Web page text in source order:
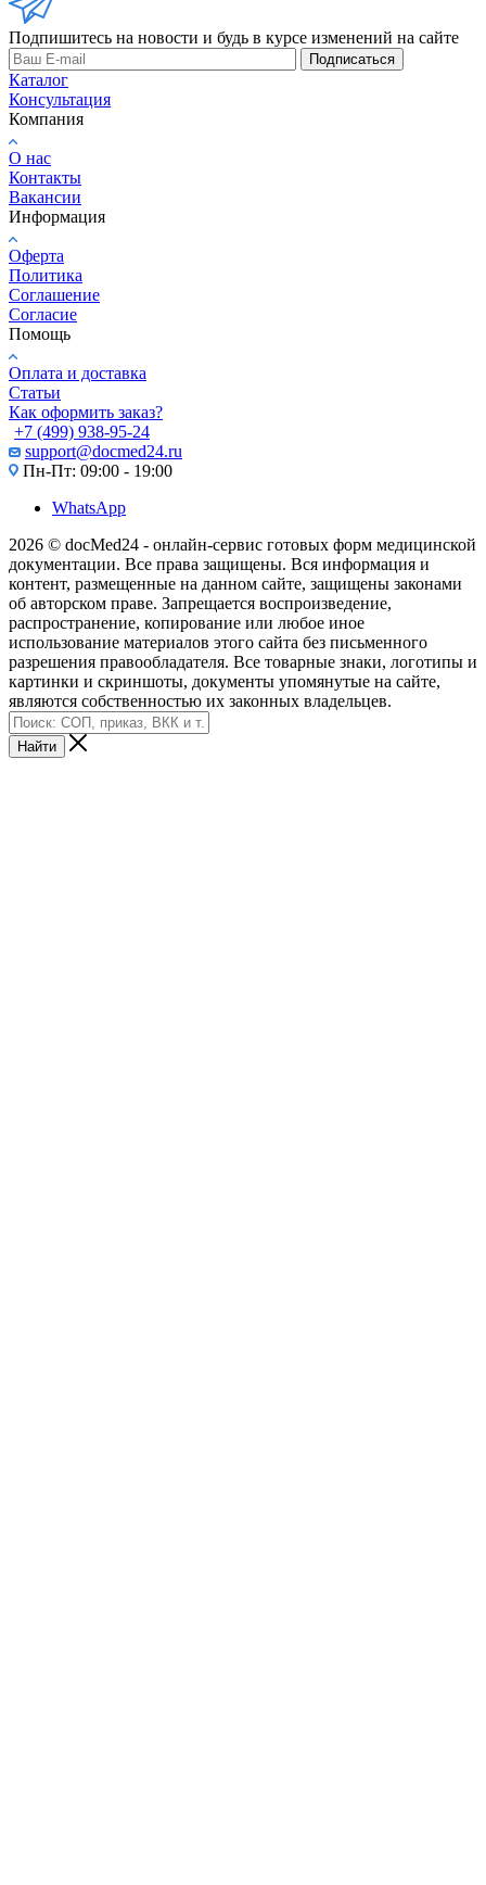
Подпишитесь на новости и будь в курсе изменений на сайте
Подписаться
Каталог
Консультация
Компания
О нас
Контакты
Вакансии
Информация
Оферта
Политика
Соглашение
Согласие
Помощь
Оплата и доставка
Статьи
Как оформить заказ?
+7 (499) 938-95-24
support@docmed24.ru
Пн-Пт: 09:00 - 19:00
WhatsApp
2026 © docMed24 - онлайн-сервис готовых форм медицинской
документации. Все права защищены. Вся информация и
контент, размещенные на данном сайте, защищены законами
об авторском праве. Запрещается воспроизведение,
распространение, копирование или любое иное
использование материалов этого сайта без письменного
разрешения правообладателя. Все товарные знаки, логотипы и
картинки и скриншоты, документы упомянутые на сайте,
являются собственностью их законных владельцев.
Найти